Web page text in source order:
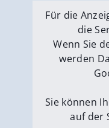
Für die
die
Wenn Sie
werden
Sie können
auf der